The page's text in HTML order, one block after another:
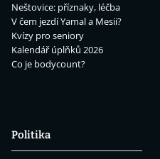
Neštovice: příznaky, léčba
V čem jezdí Yamal a Mesii?
Kvízy pro seniory
Kalendář úplňků 2026
Co je bodycount?
Politika